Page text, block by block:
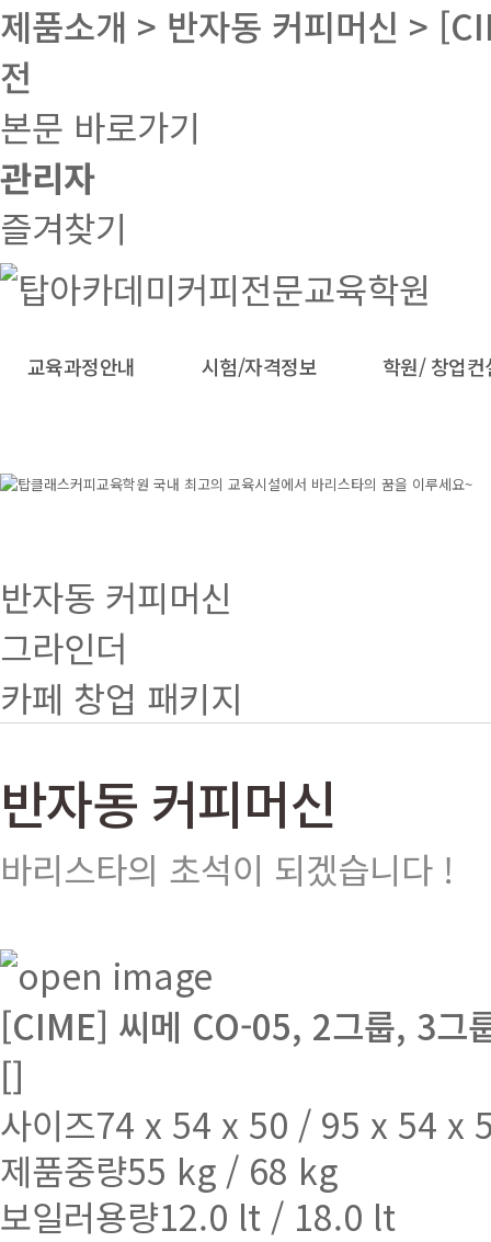
제품소개 > 반자동 커피머신 >
전
본문 바로가기
관리자
즐겨찾기
교육과정안내 시험/자격정보 학원/ 창업컨
반자동 커피머신
그라인더
카페 창업 패키지
반자동 커피머신
바리스타의 초석이 되겠습니다 !
[CIME] 씨메 CO-05, 2그룹, 3그
[]
사이즈74 x 54 x 50 / 95 x 54 x
제품중량55 kg / 68 kg
보일러용량12.0 lt / 18.0 lt